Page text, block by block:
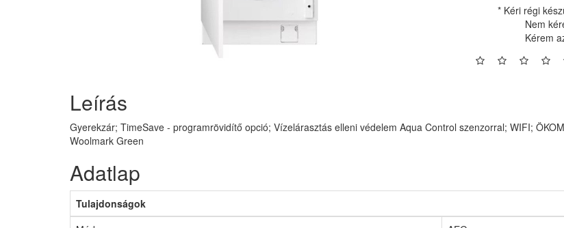
* Kéri régi
Nem
Kérem
Leírás
Gyerekzár; TimeSave - programrövidítő opció; Vízelárasztás elleni védelem Aqua Control szenzorral; WIFI;
Woolmark Green
Adatlap
Tulajdonságok